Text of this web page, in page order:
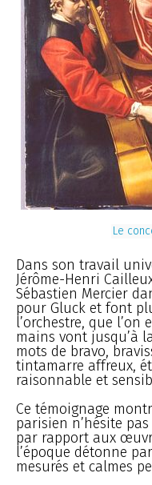
Le
Dans son travail
Jérôme-Henri
Sébastien Mercier
pour Gluck et font
l’orchestre, que
mains vont jusqu’à
mots de bravo,
tintamarre affreux,
raisonnable et
Ce témoignage
parisien n’hésite
par rapport aux
l’époque détonne
mesurés et calmes